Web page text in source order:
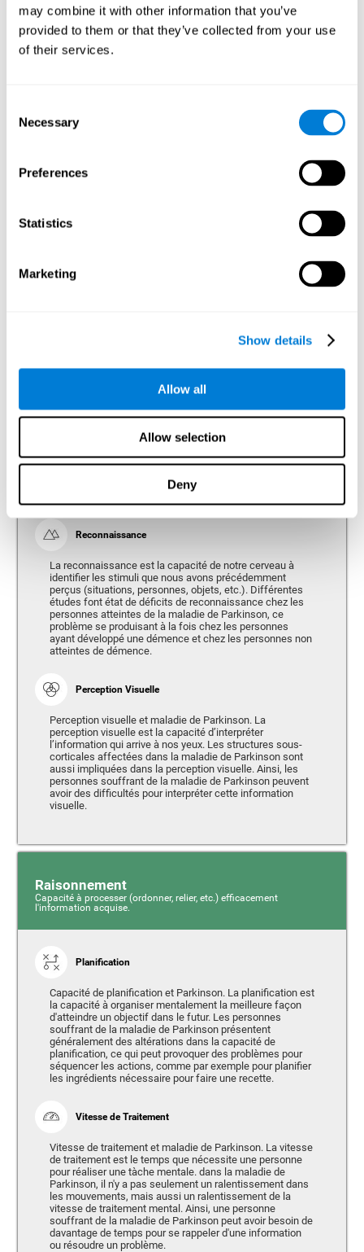
may combine it with other information that you’ve
provided to them or that they’ve collected from your use
of their services.
Selection
Necessary
Preferences
Statistics
Marketing
Show details
Allow all
Allow selection
Deny
Mémoire de Travail
Mémoire de travail et Parkinson. La mémoire de travail est
Temps de réaction et maladie de Parkinson. Le temps de
apparaît dans la maladie de Parkinson est la
physiques, manger, s'habiller, etc.
Perception
Capacité d'interpréter les stimuli de notre environnement.
Reconnaissance
La reconnaissance est la capacité de notre cerveau à
identifier les stimuli que nous avons précédemment
perçus (situations, personnes, objets, etc.). Différentes
études font état de déficits de reconnaissance chez les
personnes atteintes de la maladie de Parkinson, ce
problème se produisant à la fois chez les personnes
ayant développé une démence et chez les personnes non
atteintes de démence.
Perception Visuelle
Perception visuelle et maladie de Parkinson. La
perception visuelle est la capacité d’interpréter
l’information qui arrive à nos yeux. Les structures sous-
corticales affectées dans la maladie de Parkinson sont
aussi impliquées dans la perception visuelle. Ainsi, les
personnes souffrant de la maladie de Parkinson peuvent
avoir des difficultés pour interpréter cette information
visuelle.
Raisonnement
Capacité à processer (ordonner, relier, etc.) efficacement
l'information acquise.
Planification
Capacité de planification et Parkinson. La planification est
la capacité à organiser mentalement la meilleure façon
d'atteindre un objectif dans le futur. Les personnes
souffrant de la maladie de Parkinson présentent
généralement des altérations dans la capacité de
planification, ce qui peut provoquer des problèmes pour
séquencer les actions, comme par exemple pour planifier
les ingrédients nécessaire pour faire une recette.
Vitesse de Traitement
Vitesse de traitement et maladie de Parkinson. La vitesse
de traitement est le temps que nécessite une personne
pour réaliser une tàche mentale. dans la maladie de
Parkinson, il n'y a pas seulement un ralentissement dans
les mouvements, mais aussi un ralentissement de la
vitesse de traitement mental. Ainsi, une personne
souffrant de la maladie de Parkinson peut avoir besoin de
davantage de temps pour se rappeler d'une information
ou résoudre un problème.